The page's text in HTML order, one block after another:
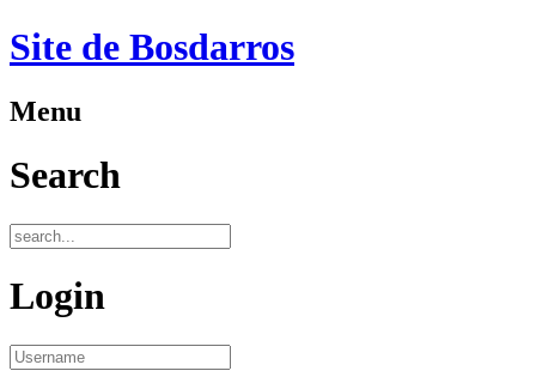
Site de Bosdarros
Menu
Search
Login